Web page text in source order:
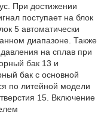
При достижении
поступает на блок
5 автоматически
диапазоне. Также
на сплав при
бак 13 и
бак с основной
по литейной модели
15. Включение